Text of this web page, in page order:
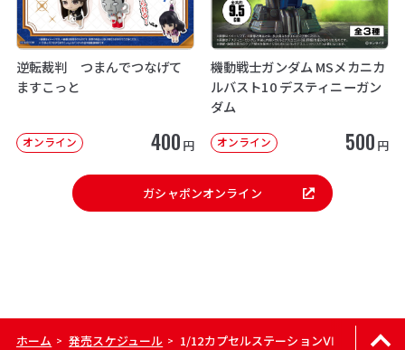
逆転裁判 つまんでつなげて
ますこっと
オンライン 400 円
機動戦士ガンダム MSメカニカ
ルバスト10 デスティニーガン
ダム
オンライン 500 円
ガシャポンオンライン
ホーム > 発売スケジュール > 1/12カプセルステーションⅥ